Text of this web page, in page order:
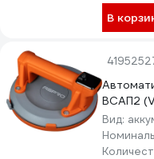
В
ВСАП2
Вид: